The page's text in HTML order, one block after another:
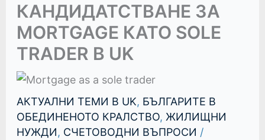
КАНДИДАТСТВАНЕ ЗА
MORTGAGE КАТО SOLE
TRADER В UK
АКТУАЛНИ ТЕМИ В UK, БЪЛГАРИТЕ В
ОБЕДИНЕНОТО КРАЛСТВО, ЖИЛИЩНИ
НУЖДИ, СЧЕТОВОДНИ ВЪПРОСИ /